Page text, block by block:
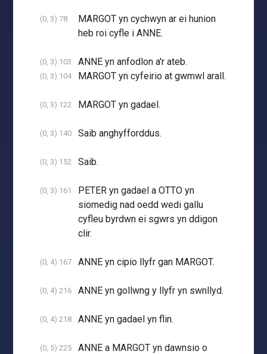
(0, 3) 78
MARGOT yn cychwyn ar ei hunion
heb roi cyfle i ANNE.
(0, 3) 103 ANNE yn anfodlon a'r ateb.
(0, 3) 104 MARGOT yn cyfeirio at gwmwl arall.
(0, 3) 122 MARGOT yn gadael.
(0, 3) 140 Saib anghyfforddus.
(0, 3) 152 Saib.
(0, 3) 161
PETER yn gadael a OTTO yn
siomedig nad oedd wedi gallu
cyfleu byrdwn ei sgwrs yn ddigon
clir.
(0, 4) 167 ANNE yn cipio llyfr gan MARGOT.
(0, 4) 216 ANNE yn gollwng y llyfr yn swnllyd.
(0, 4) 218 ANNE yn gadael yn flin.
(0, 5) 225
ANNE a MARGOT yn dawnsio o